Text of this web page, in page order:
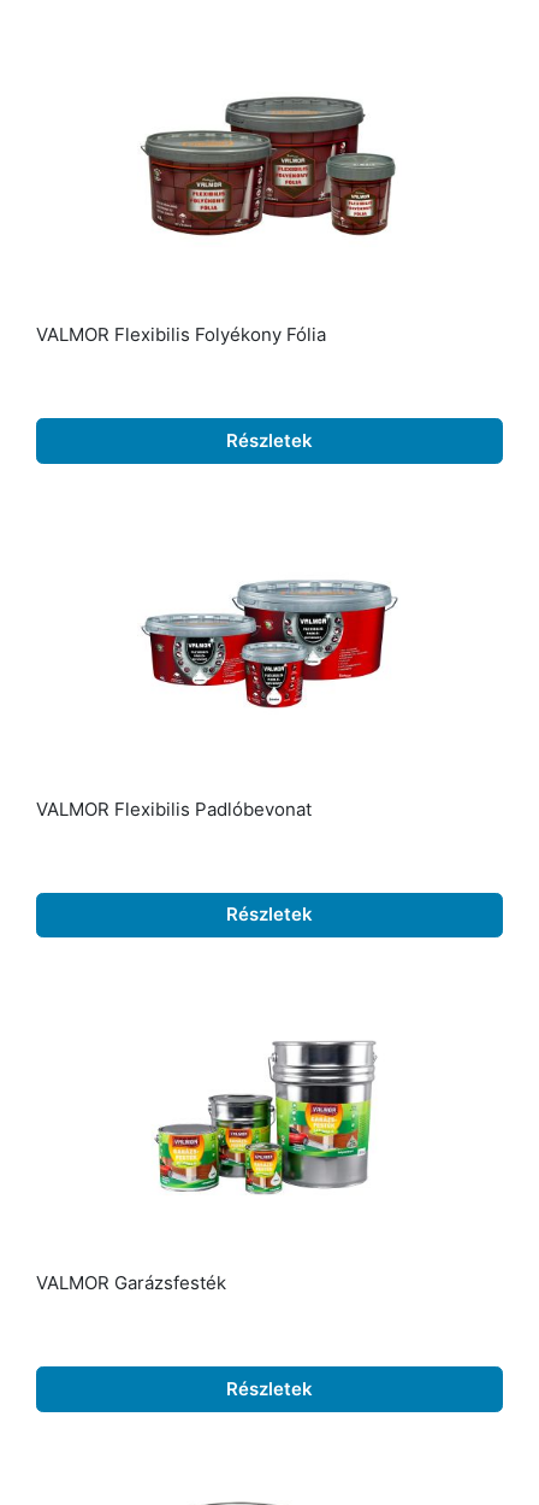
VALMOR Flexibilis Folyékony Fólia
Részletek
VALMOR Flexibilis Padlóbevonat
Részletek
VALMOR Garázsfesték
Részletek